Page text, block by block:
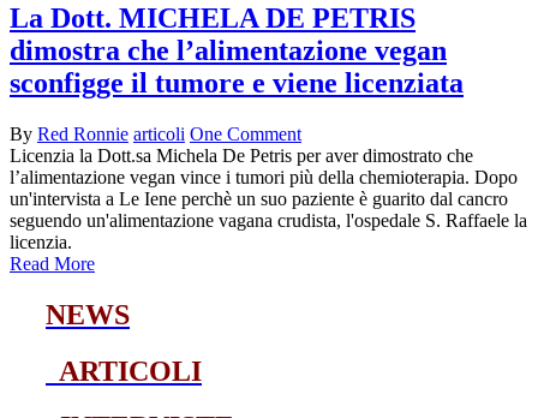
La Dott. MICHELA DE PETRIS
dimostra che l’alimentazione vegan
sconfigge il tumore e viene licenziata
By Red Ronnie articoli One Comment
Licenzia la Dott.sa Michela De Petris per aver dimostrato che
l’alimentazione vegan vince i tumori più della chemioterapia. Dopo
un'intervista a Le Iene perchè un suo paziente è guarito dal cancro
seguendo un'alimentazione vagana crudista, l'ospedale S. Raffaele la
licenzia.
Read More
NEWS
ARTICOLI